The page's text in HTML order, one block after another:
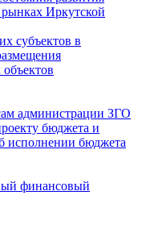
Иркутской
субъектов в
администрации ЗГО
бюджета и
исполнении бюджета
финансовый